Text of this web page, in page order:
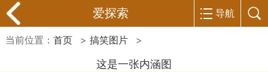
爱探索 导航
当前位置： 首页 > 搞笑图片 >
这是一张内涵图